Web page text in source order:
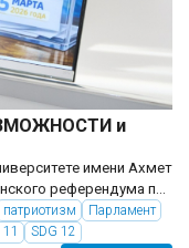
и
имени Ахмет
референдума по
новые возможности и
Основного
патриотизм
Парламент
SDG 12